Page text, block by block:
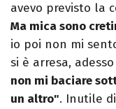
avevo previsto la
Ma mica sono
io poi non mi
si è arresa,
non mi baciare
un altro". Inutile